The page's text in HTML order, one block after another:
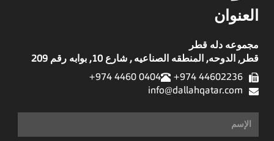
العنوان
مجموعه دله قطر
قطر, الدوحه, المنطقه الصناعيه , شارع 10, بوابه رقم 209
44602236 974+
0404 4460 974+
info@dallahqatar.com